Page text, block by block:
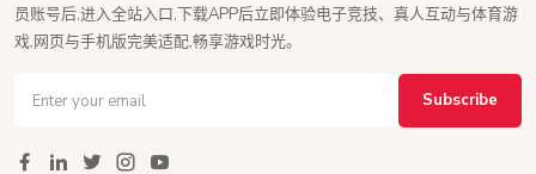
员账号后,进入全站入口,下载APP后立即体验电子竞技、真人互动与体育游
戏,网页与手机版完美适配,畅享游戏时光。
Subscribe